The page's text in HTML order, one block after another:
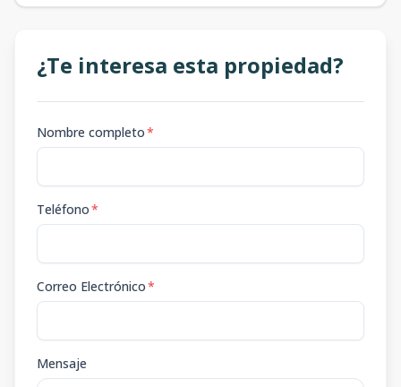
¿Te interesa esta propiedad?
Nombre completo*
Teléfono*
Correo Electrónico*
Mensaje